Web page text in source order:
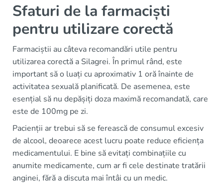
Sfaturi de la farmaciști
pentru utilizare corectă
Farmaciștii au câteva recomandări utile pentru
utilizarea corectă a Silagrei. În primul rând, este
important să o luați cu aproximativ 1 oră înainte de
activitatea sexuală planificată. De asemenea, este
esențial să nu depășiți doza maximă recomandată, care
este de 100mg pe zi.
Pacienții ar trebui să se ferească de consumul excesiv
de alcool, deoarece acest lucru poate reduce eficiența
medicamentului. E bine să evitați combinațiile cu
anumite medicamente, cum ar fi cele destinate tratării
anginei, fără a discuta mai întâi cu un medic.